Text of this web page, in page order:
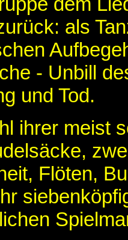
als
- Unbill
und Tod.
ihrer meist
Flöten,